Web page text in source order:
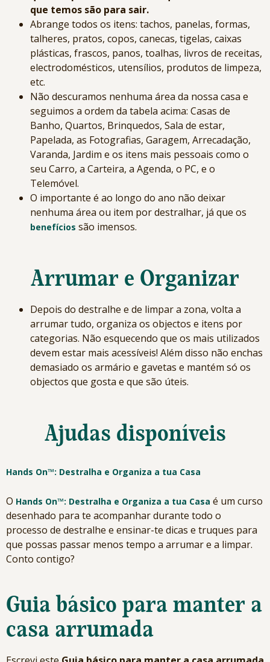
que temos são para sair.
Abrange todos os itens: tachos, panelas, formas,
talheres, pratos, copos, canecas, tigelas, caixas
plásticas, frascos, panos, toalhas, livros de receitas,
electrodomésticos, utensílios, produtos de limpeza,
etc.
Não descuramos nenhuma área da nossa casa e
seguimos a ordem da tabela acima: Casas de
Banho, Quartos, Brinquedos, Sala de estar,
Papelada, as Fotografias, Garagem, Arrecadação,
Varanda, Jardim e os itens mais pessoais como o
seu Carro, a Carteira, a Agenda, o PC, e o
Telemóvel.
O importante é ao longo do ano não deixar
nenhuma área ou item por destralhar, já que os
benefícios são imensos.
Arrumar e Organizar
Depois do destralhe e de limpar a zona, volta a
arrumar tudo, organiza os objectos e itens por
categorias. Não esquecendo que os mais utilizados
devem estar mais acessíveis! Além disso não enchas
demasiado os armário e gavetas e mantém só os
objectos que gosta e que são úteis.
Ajudas disponíveis
Hands On™️: Destralha e Organiza a tua Casa
O Hands On™️: Destralha e Organiza a tua Casa é um curso
desenhado para te acompanhar durante todo o
processo de destralhe e ensinar-te dicas e truques para
que possas passar menos tempo a arrumar e a limpar.
Conto contigo?
Guia básico para manter a
casa arrumada